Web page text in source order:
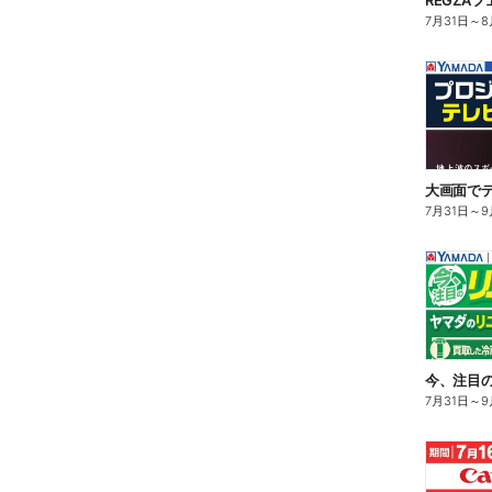
7月31日 ～8
大画面で
7月31日 ～9
今、注目
7月31日 ～9